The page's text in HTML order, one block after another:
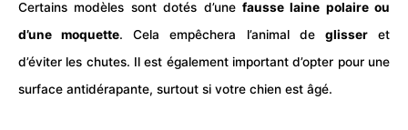
Certains modèles sont dotés d’une fausse laine polaire ou
d’une moquette. Cela empêchera l’animal de glisseret
d’éviter les chutes. Il est également important d’opter pour une
surface antidérapante, surtout si votre chien est âgé.